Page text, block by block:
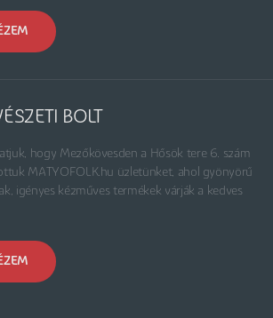
BOLT
hogy Mezőkövesden a Hősök tere 6. szám
MATYOFOLK.hu üzletünket, ahol gyönyörű
igényes kézműves termékek várják a kedves